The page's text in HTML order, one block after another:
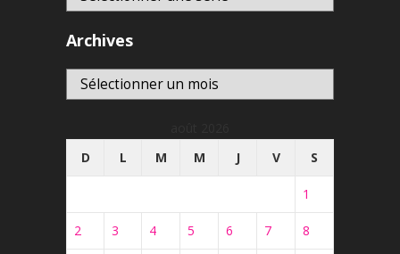
Archives
Archives
D
L M M J V S
1
2 3 4 5 6 7 8